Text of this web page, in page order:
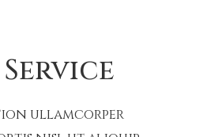
ullamcorper